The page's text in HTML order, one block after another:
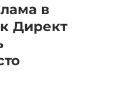
в
Директ